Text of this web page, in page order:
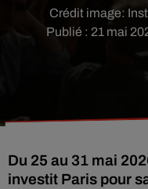
Publié : 21 mai
Crédit image:
Du 25 au 31 mai
investit Paris pour